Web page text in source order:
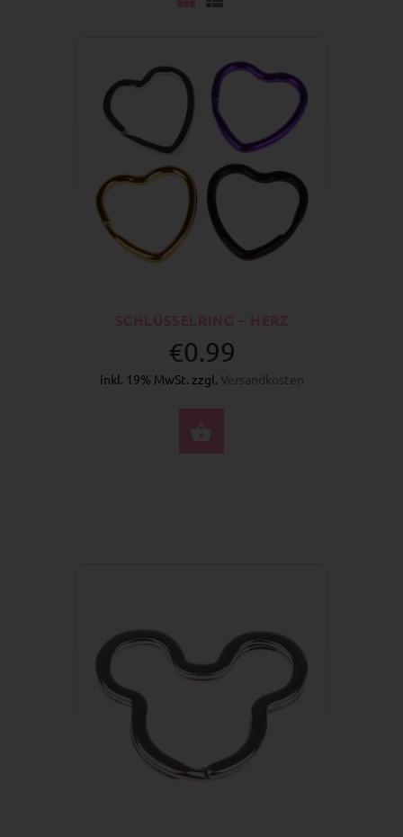
€0.99
inkl. 19% MwSt. zzgl. Versandkosten